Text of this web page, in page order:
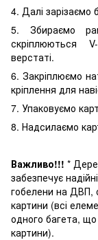
4. Далі зарізаємо
5. Збираємо
скріплюються
верстаті.
6. Закріплюємо
кріплення для
7. Упаковуємо
8. Надсилаємо
Важливо!!! *
забезпечує
гобелени на ДВП,
картини (всі
одного багета,
картини).